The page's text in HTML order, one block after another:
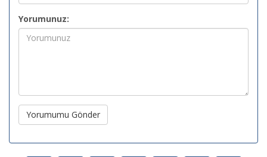
Yorumunuz:
Yorumumu Gönder